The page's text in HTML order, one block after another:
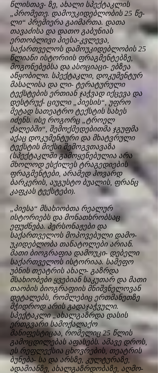
წლისთავ- ზე, ახალი სპექტაკლის
„პრომეთე. დამოუკიდებლობის 25 წე-
ლი“ პრემიერა გაიმართა. დათა
თავაძისა და დათო გაბუნიას
ერთობლივი პიესა-კვლევა,
საქართველოს დამოუკიდებლობის 25
წლიანი ისტორიის ფრაგმენტებზე,
მოგონებებსა და ასოციაცი- ებზეა
აწყობილი. სპექტაკლი, დოკუმენტურ
მასალისა და ლი- ტერატურული
ტექსტების ერთიან ჯაჭვად იქცევა და
დესტრუქ- ციული „პიესის“, უფრო
მეტად სათეატრო ტექსტის სახეს
იძენს. ისე როგორც „ტროელ
ქალებში“, შემოქმედებითმა ჯგუფმა
აქაც დოკუმენტური და მხატვრული
ტექსტის მიქსი შემოგვთავაზა
(სპექტაკლში გამოყენებულია არა
მხოლოდ ესქილეს ტრაგედიების
ფრაგმენტები, არამედ ჰოვარდ
ბარკერის, აუგუსტო ბუალის, ფრანც
კაფკას ტექსტები).
„პიესა“ მსახიობთა რეალურ
ისტორიებს და მონათხრობსაც
ეფუძნება. პერსონაჟები და
საქართველოს მოპოვებული დამო-
უკიდებლობა თანატოლები არიან.
მათი ბიოგრაფია დამოუკი- დებელი
საქართველოს ისტორიაა. სამეფო
უბნის თეატრის ახალ- გაზრდა
მსახიობები ყვებიან საკუთარ და მათი
თაობის ბიოგრაფიის მნიშვნელოვან
დეტალებს, რომლებიც ერთმანეთზე
მჭიდროდ არის გადაჯაჭვული.
სპექტაკლი „ახალგაზრდა დასის
ერთგვარი სამოქალაქო
მანიფესტიცაა, რომელიც 25 წლის
გამოცდილებას აფასებს. ამავე დროს,
ეს რეფლექსია ცხოვრების, თეატრის
ბუნება- სა და არსზე, კულტურაზე,
ადამიანზე, ახალგაზრდობაზე, აღმო-